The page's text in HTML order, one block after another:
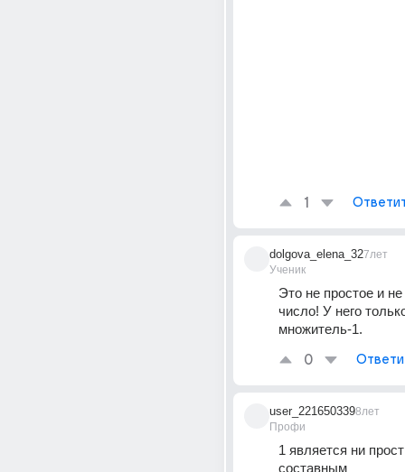
1
dolgova_elena_32
Ученик
7лет
Это не простое и
число! У него
множитель-1.
0
user_221650339
Профи
8лет
1 является ни
составным